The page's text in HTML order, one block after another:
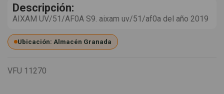
Descripción:
AIXAM UV/51/AF0A S9. aixam uv/51/af0a del año 2019
Ubicación: Almacén Granada
VFU 11270